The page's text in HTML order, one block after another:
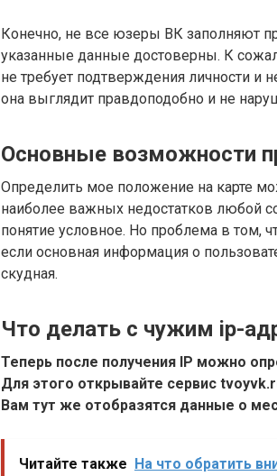
Конечно, не все юзеры ВК заполняют
указанные данные достоверны. К
не требует подтверждения личности и
она выглядит правдоподобно и не
Основные возможности
Определить мое положение на карте
наиболее важных недостатков любой
понятие условное. Но проблема в том,
если основная информация о
скудная.
Что делать с чужим ip-
Теперь после получения IP можно
Для этого открывайте сервис
Вам тут же отобразятся данные о
Читайте также На что обратить